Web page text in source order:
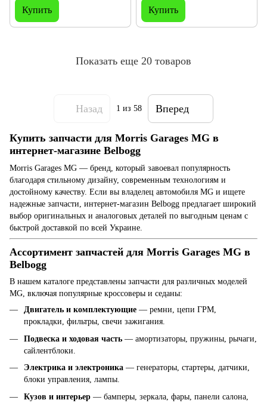
Купить
Морис Гараж
Купить
Показать еще 20 товаров
Назад 1 из 58 Вперед
Купить запчасти для Morris Garages MG в
интернет-магазине Belbogg
Morris Garages MG — бренд, который завоевал популярность
благодаря стильному дизайну, современным технологиям и
достойному качеству. Если вы владелец автомобиля MG и ищете
надежные запчасти, интернет-магазин Belbogg предлагает широкий
выбор оригинальных и аналоговых деталей по выгодным ценам с
быстрой доставкой по всей Украине.
Ассортимент запчастей для Morris Garages MG в
Belbogg
В нашем каталоге представлены запчасти для различных моделей
MG, включая популярные кроссоверы и седаны:
Двигатель и комплектующие — ремни, цепи ГРМ,
прокладки, фильтры, свечи зажигания.
Подвеска и ходовая часть — амортизаторы, пружины, рычаги,
сайлентблоки.
Электрика и электроника — генераторы, стартеры, датчики,
блоки управления, лампы.
Кузов и интерьер — бамперы, зеркала, фары, панели салона,